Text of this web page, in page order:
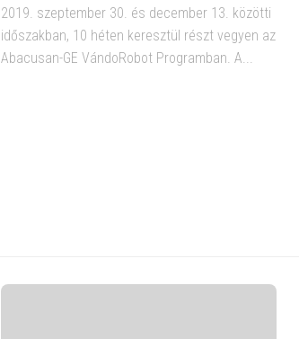
2019. szeptember 30. és december 13. közötti
időszakban, 10 héten keresztül részt vegyen az
Abacusan-GE VándoRobot Programban. A...